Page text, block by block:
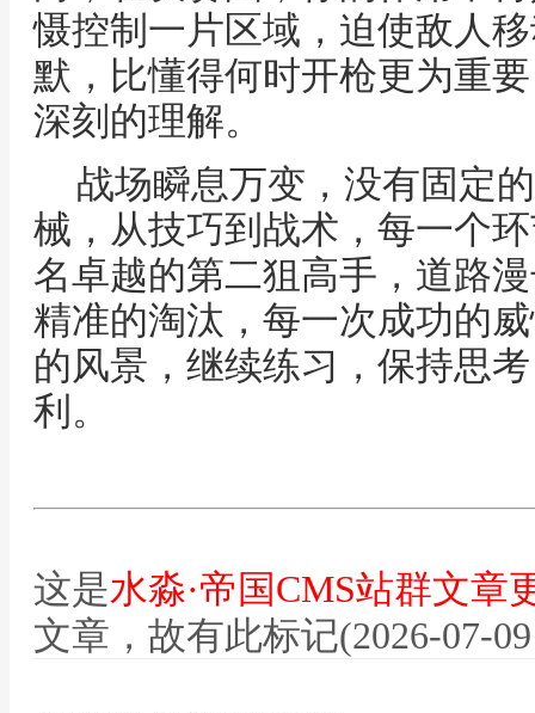
慑控制一片区域，迫使敌人
默，比懂得何时开枪更为重
深刻的理解。
战场瞬息万变，没有固定
械，从技巧到战术，每一个
名卓越的第二狙高手，道路
精准的淘汰，每一次成功的
的风景，继续练习，保持思
利。
这是水淼·帝国CMS站群文章
文章，故有此标记(2026-07-